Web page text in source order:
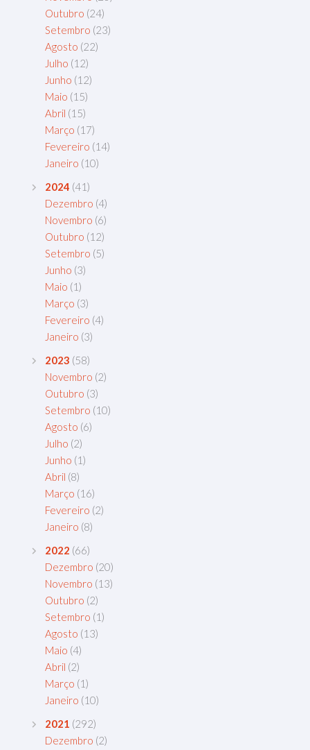
Outubro (24)
Setembro (23)
Agosto (22)
Julho (12)
Junho (12)
Maio (15)
Abril (15)
Março (17)
Fevereiro (14)
Janeiro (10)
2024 (41)
Dezembro (4)
Novembro (6)
Outubro (12)
Setembro (5)
Junho (3)
Maio (1)
Março (3)
Fevereiro (4)
Janeiro (3)
2023 (58)
Novembro (2)
Outubro (3)
Setembro (10)
Agosto (6)
Julho (2)
Junho (1)
Abril (8)
Março (16)
Fevereiro (2)
Janeiro (8)
2022 (66)
Dezembro (20)
Novembro (13)
Outubro (2)
Setembro (1)
Agosto (13)
Maio (4)
Abril (2)
Março (1)
Janeiro (10)
2021 (292)
Dezembro (2)